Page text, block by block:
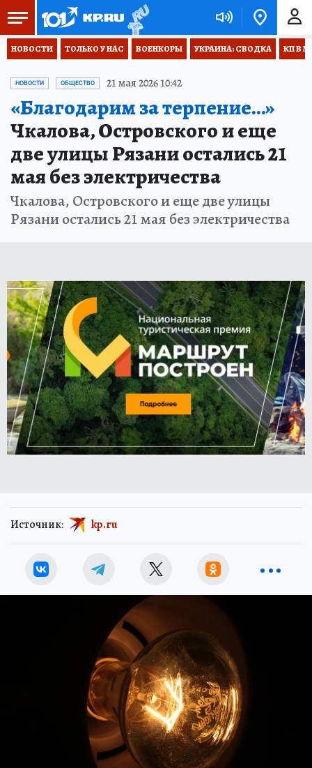
НОВОСТИ ТОЛЬКО У НАС ВОЕНКОРЫ УКРАИНА: СВОДКА КП В
НОВОСТИ ОБЩЕСТВО 21 мая 2026 10:42
«Благодарим за терпение…»
Чкалова, Островского и еще
две улицы Рязани остались 21
мая без электричества
Чкалова, Островского и еще две улицы
Рязани остались 21 мая без электричества
Источник: kp.ru